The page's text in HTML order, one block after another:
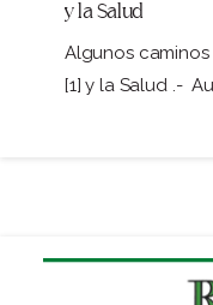
y la Salud
Algunos
[1] y la Salud .-